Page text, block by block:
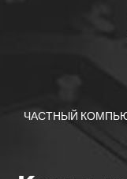
ЧАСТНЫЙ